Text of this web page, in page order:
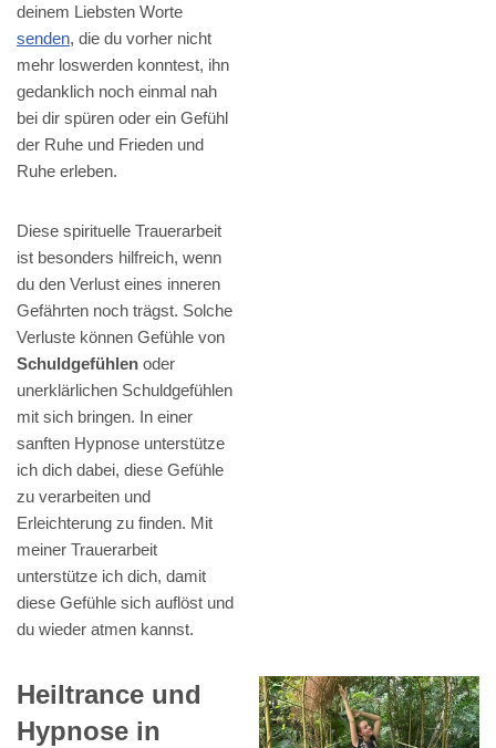
deinem Liebsten Worte
senden, die du vorher nicht
mehr loswerden konntest, ihn
gedanklich noch einmal nah
bei dir spüren oder ein Gefühl
der Ruhe und Frieden und
Ruhe erleben.
Diese spirituelle Trauerarbeit
ist besonders hilfreich, wenn
du den Verlust eines inneren
Gefährten noch trägst. Solche
Verluste können Gefühle von
Schuldgefühlen oder
unerklärlichen Schuldgefühlen
mit sich bringen. In einer
sanften Hypnose unterstütze
ich dich dabei, diese Gefühle
zu verarbeiten und
Erleichterung zu finden. Mit
meiner Trauerarbeit
unterstütze ich dich, damit
diese Gefühle sich auflöst und
du wieder atmen kannst.
Heiltrance und
Hypnose in